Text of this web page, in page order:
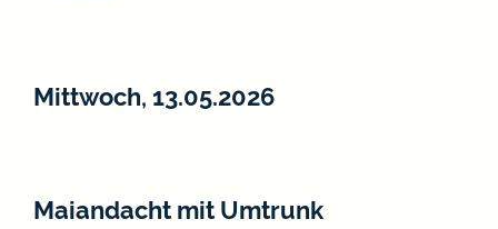
Mittwoch, 13.05.2026
Maiandacht mit Umtrunk